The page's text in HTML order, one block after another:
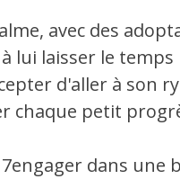
avec des
lui laisser le temps
d'aller à son
chaque petit
dans une